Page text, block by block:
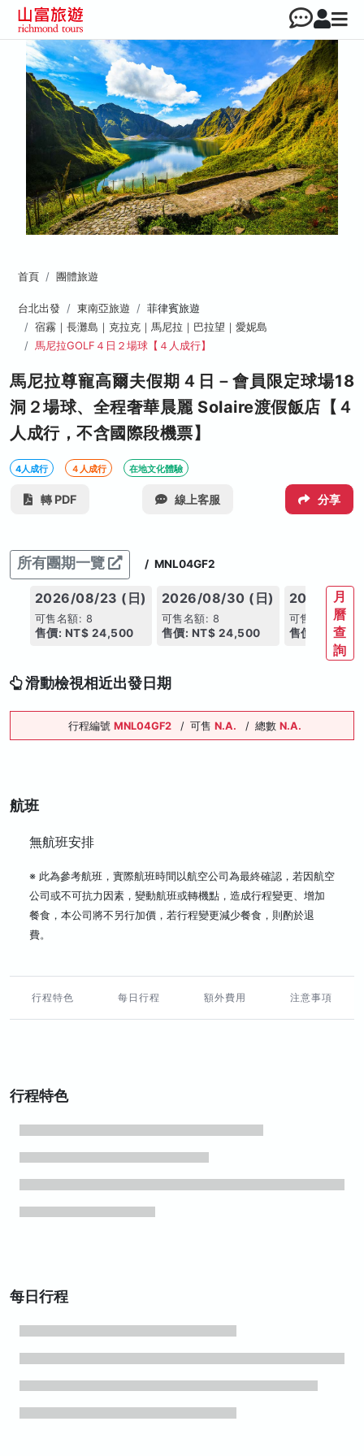
首頁 團體旅遊
台北出發 東南亞旅遊
菲律賓旅遊
宿霧｜長灘島｜克拉克｜馬尼拉｜巴拉望｜愛妮島
馬尼拉GOLF４日２場球【４人成行】
馬尼拉尊寵高爾夫假期４日－會員限定球場18
洞２場球、全程奢華晨麗 Solaire渡假飯店【４
人成行，不含國際段機票】
4人成行 ４人成行 在地文化體驗
轉 PDF 線上客服 分享
所有團期一覽 / MNL04GF2
2026/08/23 (日)
可售名額: 8
售價: NT$ 24,500
2026/08/30 (日)
可售名額: 8
售價: NT$ 24,500
2026/09/
可售名額: 8
售價: NT$
月
曆
查
詢
滑動檢視相近出發日期
行程編號 MNL04GF2 / 可售 N.A. / 總數 N.A.
航班
無航班安排
※ 此為參考航班，實際航班時間以航空公司為最終確認，若因航空
公司或不可抗力因素，變動航班或轉機點，造成行程變更、增加
餐食，本公司將不另行加價，若行程變更減少餐食，則酌於退
費。
行程特色 每日行程 額外費用 注意事項
行程特色
每日行程